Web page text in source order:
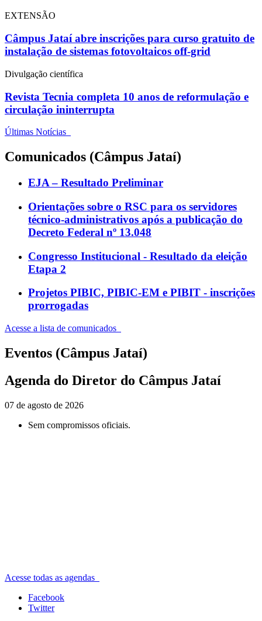
EXTENSÃO
Câmpus Jataí abre inscrições para curso gratuito de
instalação de sistemas fotovoltaicos off-grid
Divulgação científica
Revista Tecnia completa 10 anos de reformulação e
circulação ininterrupta
Últimas Notícias
Comunicados (Câmpus Jataí)
EJA – Resultado Preliminar
Orientações sobre o RSC para os servidores
técnico-administrativos após a publicação do
Decreto Federal nº 13.048
Congresso Institucional - Resultado da eleição
Etapa 2
Projetos PIBIC, PIBIC-EM e PIBIT - inscrições
prorrogadas
Acesse a lista de comunicados
Eventos (Câmpus Jataí)
Agenda do Diretor do Câmpus Jataí
07 de agosto de 2026
Sem compromissos oficiais.
Acesse todas as agendas
Facebook
Twitter